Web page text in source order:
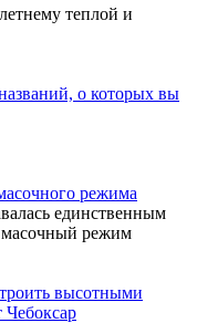
теплой и
о которых вы
режима
единственным
режим
высотными
Чебоксар